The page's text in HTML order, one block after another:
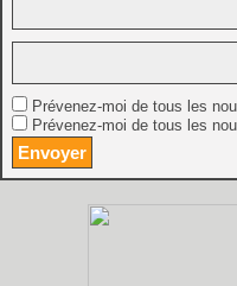
Prévenez-moi de tous les
Prévenez-moi de tous les